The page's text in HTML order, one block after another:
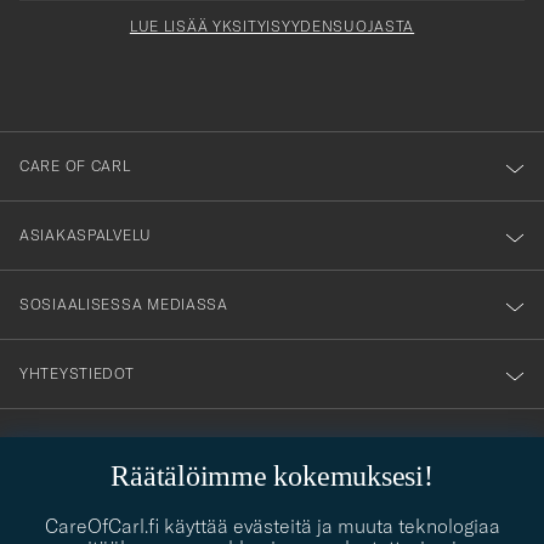
Räätälöimme kokemuksesi!
CareOfCarl.fi käyttää evästeitä ja muuta teknologiaa
dig
till
vårt
nyhetsbrev!
LUE LISÄÄ YKSITYISYYDENSUOJASTA
CARE OF CARL
ASIAKASPALVELU
SOSIAALISESSA MEDIASSA
YHTEYSTIEDOT
contact@careofcarl.com
PUKEUTUMISNEUVONTA
Kaipaatko apua oman tyylisi löytämiseen? Me autamme sinua